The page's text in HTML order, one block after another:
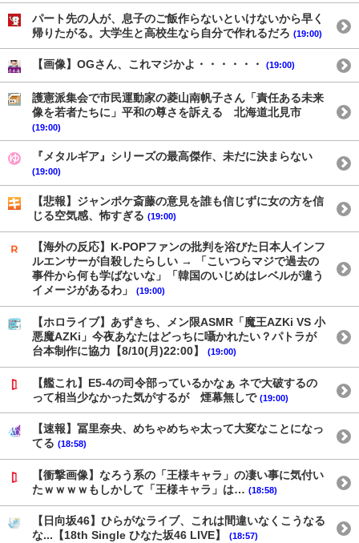
パート先の人が、息子のご飯作らないといけないから早く
帰りたがる。大学生と高校生なら自分で作れるだろ (19:00)
【画像】OGさん、これマジかよ・・・・・・ (19:00)
護憲派集会で市民運動家の菱山南帆子さん「責任ある未来
像を若者たちに」平和の尊さを訴える 北海道北見市
(19:00)
『メタルギア』シリーズの最高傑作、未だに決まらない
(19:00)
【悲報】ジャンポケ斎藤の意見を誰も信じずに女の方を信
じる空気感、怖すぎる (19:00)
【海外の反応】K-POPファンの批判を浴びた日本人インフ
ルエンサーが自殺したらしい → 「こいつらマジで過去の
事件から何も学ばないな」「韓国のいじめはレベルが違う
イメージがあるわ」
(19:00)
【ホロライブ】あずきち、メン限ASMR「魔王AZKi VS 小
悪魔AZKi」今夜あなたはどっちに囁かれたい？パトラが
台本制作に協力【8/10(月)22:00】
(19:00)
【艦これ】E5-4の司令部っているかなぁ ネで大破するの
って相当少なかった気がするが 煙幕無しで (19:00)
【速報】冨里奈央、めちゃめちゃ太って大変なことになっ
てる (18:58)
【衝撃画像】なろう系の「王様キャラ」の凄い事に気付い
たｗｗｗｗもしかして「王様キャラ」は… (18:58)
【日向坂46】ひらがなライブ、これは間違いなくこうなる
な...【18th Single ひなた坂46 LIVE】
(18:57)